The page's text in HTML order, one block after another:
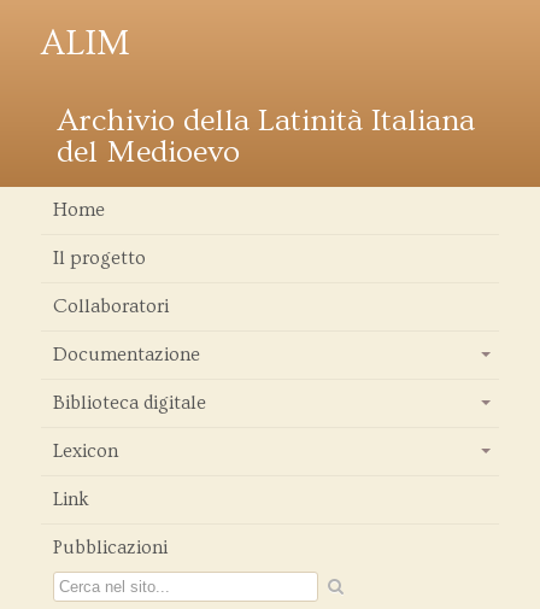
ALIM
Archivio della Latinità Italiana
del Medioevo
Home
Il progetto
Collaboratori
Documentazione
Biblioteca digitale
Lexicon
Link
Pubblicazioni